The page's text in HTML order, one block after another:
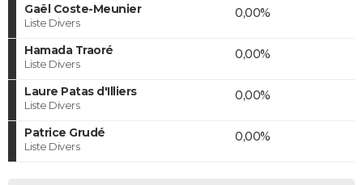
Gaël Coste-Meunier
Liste Divers
0,00%
Hamada Traoré
Liste Divers
0,00%
Laure Patas d'Illiers
Liste Divers
0,00%
Patrice Grudé
Liste Divers
0,00%